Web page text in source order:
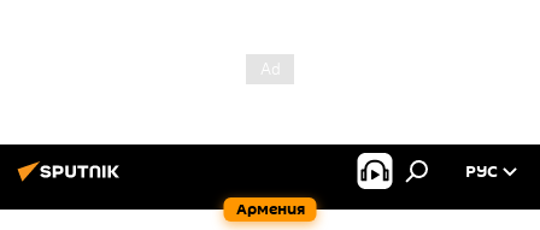
Армения
РУС